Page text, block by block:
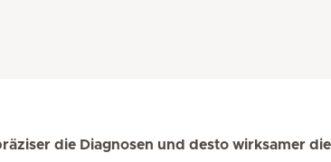
die Diagnosen und desto wirksamer